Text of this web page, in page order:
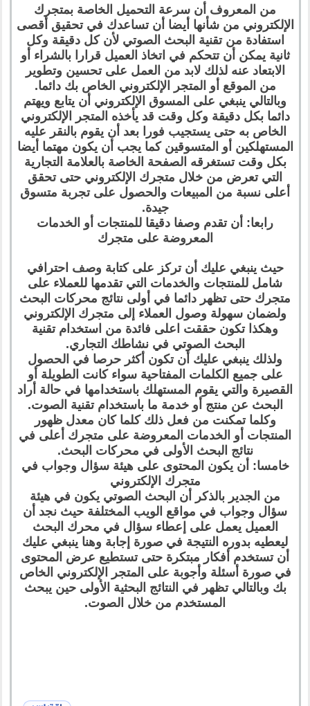
من المعروف أن سرعة التحميل الخاصة بمتجرك
الإلكتروني من شأنها أيضا أن تساعدك في تحقيق أقصى
استفادة من تقنية البحث الصوتي لأن كل دقيقة وكل
ثانية يمكن أن تتحكم في اتخاذ العميل قرارا بالشراء أو
الابتعاد عنه لذلك لابد من العمل على تحسين وتطوير
من الموقع أو المتجر الإلكتروني الخاص بك دائما.
وبالتالي ينبغي على المسوق الإلكتروني أن يتابع ويهتم
دائما بكل دقيقة وكل وقت قد يأخذه المتجر الإلكتروني
الخاص به حتى يستجيب فورا بعد أن يقوم بالنقر عليه
المستهلكين أو المتسوقين كما يجب أن يكون مهتما أيضا
بكل وقت تستغرقه الصفحة الخاصة بالعلامة التجارية
التي تعرض من خلال متجرك الإلكتروني حتى تحقق
أعلى نسبة من المبيعات والحصول على تجربة متسوق
جيدة.
رابعا: أن تقدم وصفا دقيقا للمنتجات أو الخدمات
المعروضة على متجرك
حيث ينبغي عليك أن تركز على كتابة وصف احترافي
شامل للمنتجات والخدمات التي تقدمها للعملاء على
متجرك حتى تظهر دائما في أولى نتائج محركات البحث
ولضمان سهولة وصول العملاء إلى متجرك الإلكتروني
وهكذا تكون حققت اعلى فائدة من استخدام تقنية
البحث الصوتي في نشاطك التجاري.
ولذلك ينبغي عليك أن تكون أكثر حرصا في الحصول
على جميع الكلمات المفتاحية سواء كانت الطويلة أو
القصيرة والتي يقوم المستهلك باستخدامها في حالة أراد
البحث عن منتج أو خدمة ما باستخدام تقنية الصوت.
وكلما تمكنت من فعل ذلك كلما كان معدل ظهور
المنتجات أو الخدمات المعروضة على متجرك أعلى في
نتائج البحث الأولى في محركات البحث.
خامسا: أن يكون المحتوى على هيئة سؤال وجواب في
متجرك الإلكتروني
من الجدير بالذكر أن البحث الصوتي يكون في هيئة
سؤال وجواب في مواقع الويب المختلفة حيث نجد أن
العميل يعمل على إعطاء سؤال في محرك البحث
ليعطيه بدوره النتيجة في صورة إجابة وهنا ينبغي عليك
أن تستخدم أفكار مبتكرة حتى تستطيع عرض المحتوى
في صورة أسئلة وأجوبة على المتجر الإلكتروني الخاص
بك وبالتالي تظهر في النتائج البحثية الأولى حين يبحث
المستخدم من خلال الصوت.